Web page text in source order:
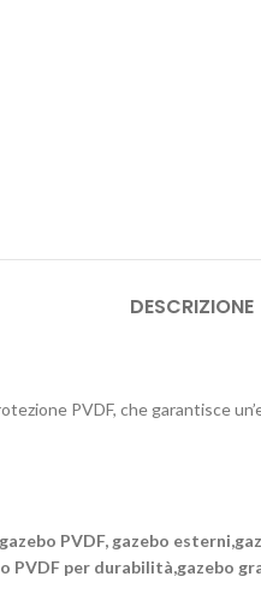
DESCRIZIONE
PVDF, che garantisce
PVDF, gazebo
PVDF per durabilità,gazebo